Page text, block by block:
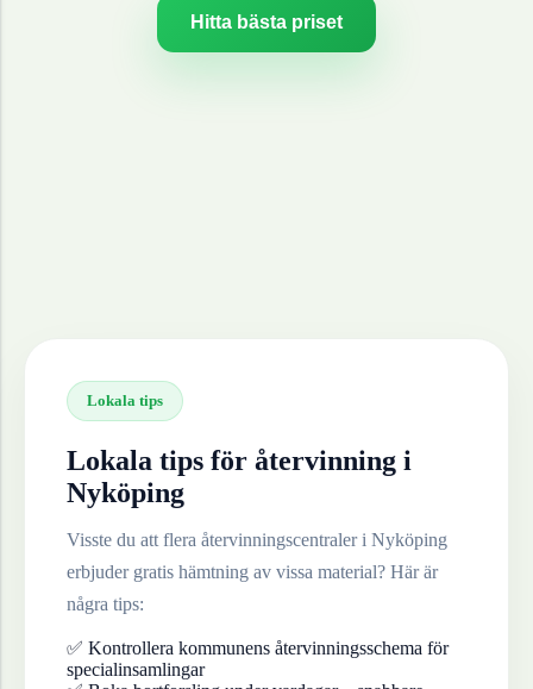
Hitta bästa priset
Lokala tips
Lokala tips för återvinning i
Nyköping
Visste du att flera återvinningscentraler i Nyköping
erbjuder gratis hämtning av vissa material? Här är
några tips:
✅ Kontrollera kommunens återvinningsschema för
specialinsamlingar